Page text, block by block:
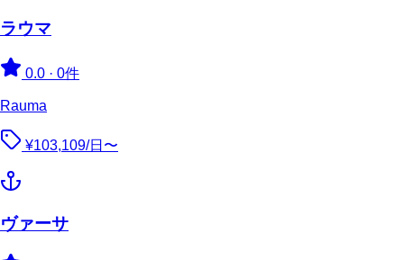
ラウマ
0.0 · 0件
Rauma
¥103,109/日〜
ヴァーサ